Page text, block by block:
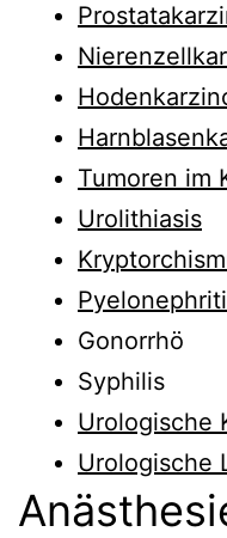
Tumoren im
Urolithiasis
Gonorrhö
Syphilis
Urologische
Urologische